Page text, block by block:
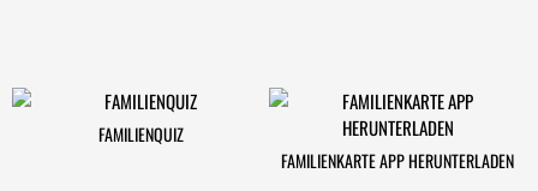
FAMILIENQUIZ
FAMILIENKARTE APP HERUNTERLADEN